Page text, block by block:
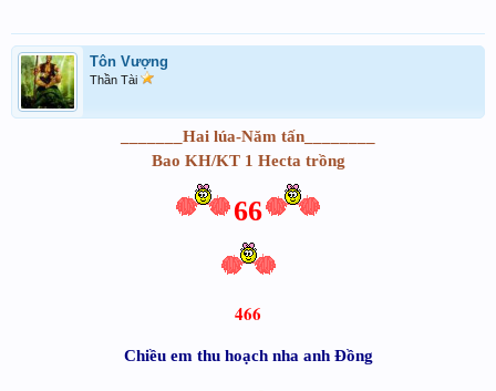
Tôn Vượng
Thần Tài
_______Hai lúa-Năm tấn________
Bao KH/KT 1 Hecta trồng
66
466
Chiều em thu hoạch nha anh Đồng